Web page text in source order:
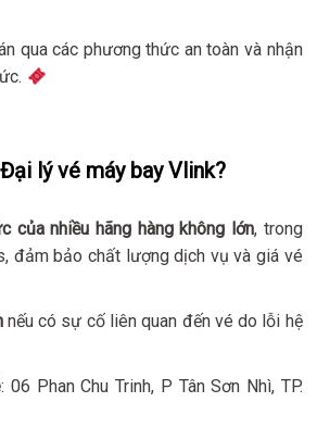
qua các phương thức an toàn và nhận
lý vé máy bay Vlink?
của nhiều hãng hàng không lớn, trong
đảm bảo chất lượng dịch vụ và giá vé
nếu có sự cố liên quan đến vé do lỗi hệ
: 06 Phan Chu Trinh, P Tân Sơn Nhì, TP.